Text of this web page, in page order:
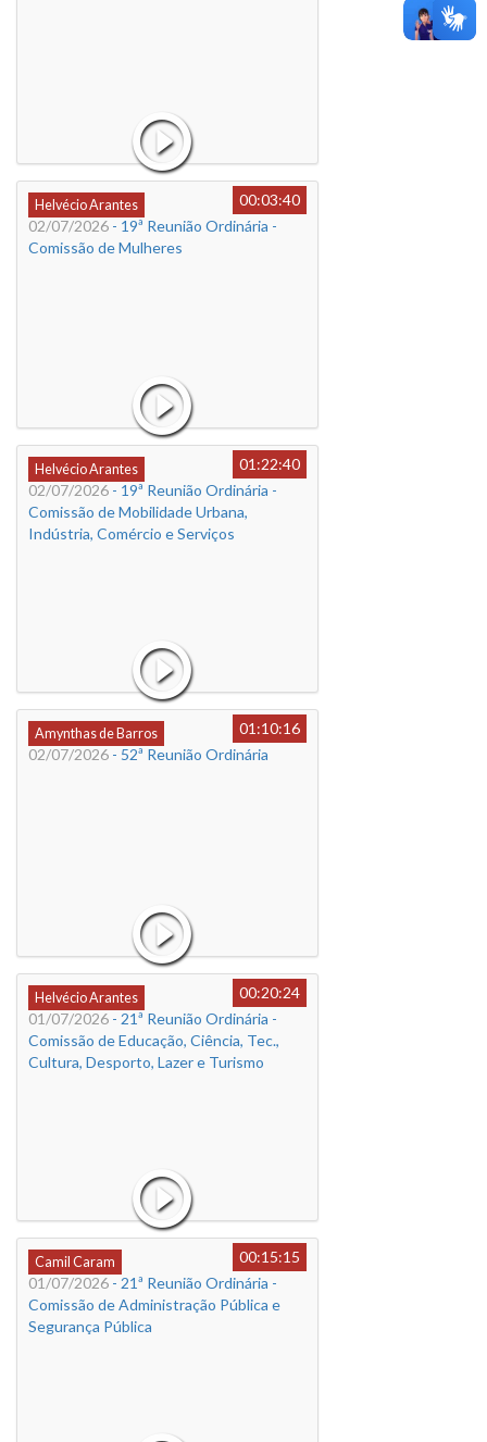
Helvécio Arantes
00:03:40
02/07/2026 - 19ª Reunião Ordinária -
Comissão de Mulheres
Helvécio Arantes
01:22:40
02/07/2026 - 19ª Reunião Ordinária -
Comissão de Mobilidade Urbana,
Indústria, Comércio e Serviços
Amynthas de Barros
01:10:16
02/07/2026 - 52ª Reunião Ordinária
Helvécio Arantes
00:20:24
01/07/2026 - 21ª Reunião Ordinária -
Comissão de Educação, Ciência, Tec.,
Cultura, Desporto, Lazer e Turismo
Camil Caram
00:15:15
01/07/2026 - 21ª Reunião Ordinária -
Comissão de Administração Pública e
Segurança Pública